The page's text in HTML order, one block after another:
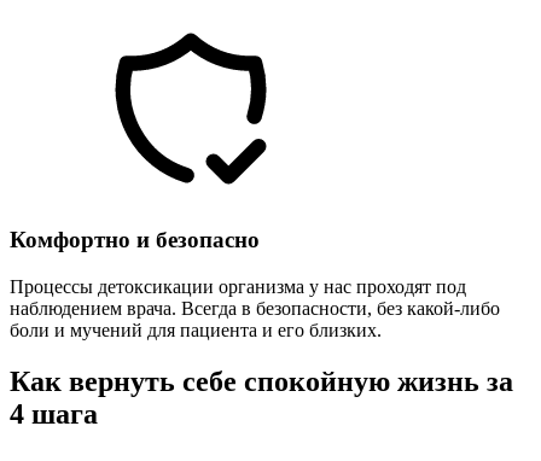
Комфортно и безопасно
Процессы детоксикации организма у нас проходят под
наблюдением врача. Всегда в безопасности, без какой-либо
боли и мучений для пациента и его близких.
Как вернуть себе спокойную жизнь за
4 шага